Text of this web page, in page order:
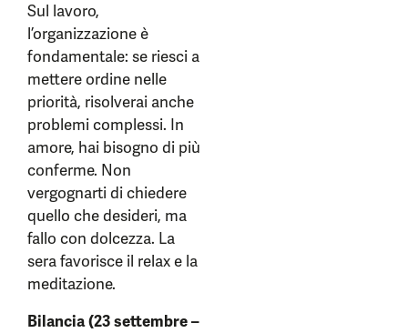
Sul lavoro,
l’organizzazione è
fondamentale: se riesci a
mettere ordine nelle
priorità, risolverai anche
problemi complessi. In
amore, hai bisogno di più
conferme. Non
vergognarti di chiedere
quello che desideri, ma
fallo con dolcezza. La
sera favorisce il relax e la
meditazione.
Bilancia (23 settembre –